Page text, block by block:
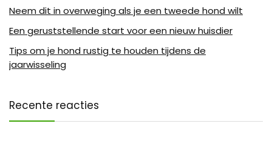
Neem dit in overweging als je een tweede hond wilt
Een geruststellende start voor een nieuw huisdier
Tips om je hond rustig te houden tijdens de
jaarwisseling
Recente reacties